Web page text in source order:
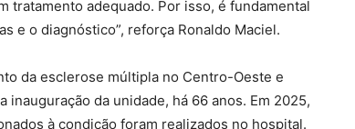
tratamento adequado. Por isso, é fundamental
e o diagnóstico”, reforça Ronaldo Maciel.
da esclerose múltipla no Centro-Oeste e
da unidade, há 66 anos. Em 2025,
à condição foram realizados no hospital.